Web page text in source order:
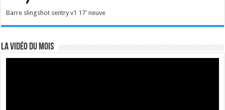
Barre slingshot sentry v1 17' neuve
La vidéo du mois